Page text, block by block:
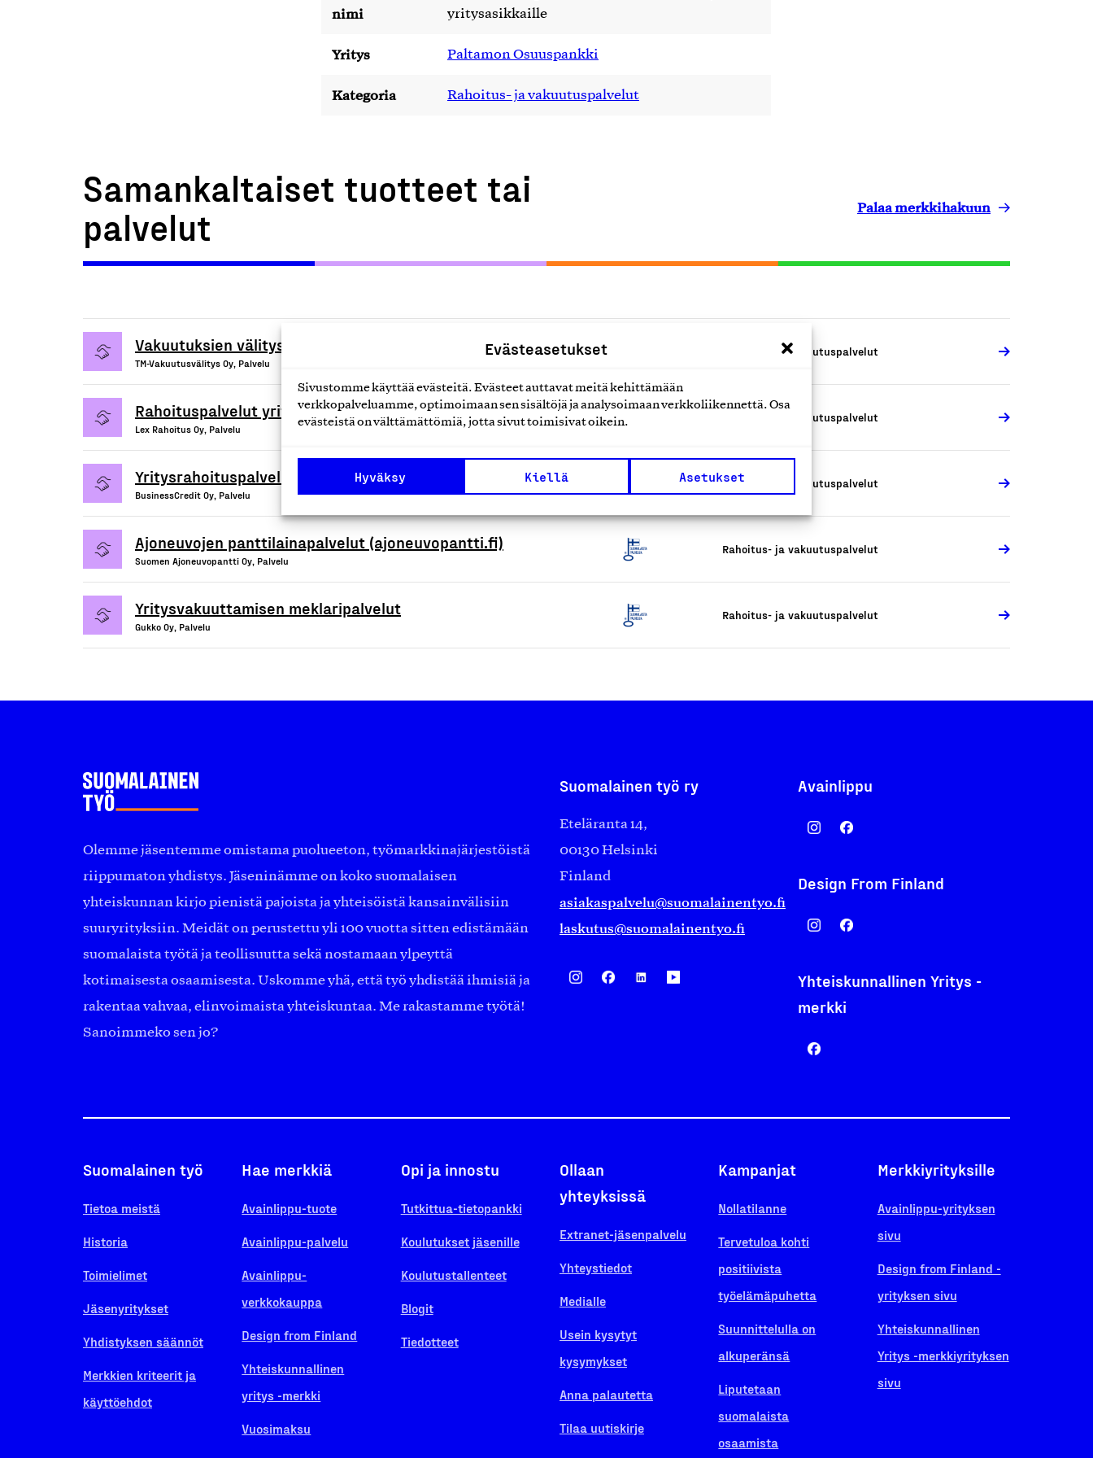
Evästeasetukset
Sivustomme käyttää evästeitä. Evästeet auttavat meitä kehittämään
verkkopalveluamme, optimoimaan sen sisältöjä ja analysoimaan verkkoliikennettä. Osa
evästeistä on välttämättömiä, jotta sivut toimisivat oikein.
Hyväksy Kiellä Asetukset
nimi
yritysasikkaille
Yritys Paltamon Osuuspankki
Kategoria Rahoitus- ja vakuutuspalvelut
Samankaltaiset tuotteet tai
palvelut
Palaa merkkihakuun
Vakuutuksien välitys- ja hoitopalvelut
TM-Vakuutusvälitys Oy, Palvelu
Rahoitus- ja vakuutuspalvelut
Rahoituspalvelut yrityksille
Lex Rahoitus Oy, Palvelu
Rahoitus- ja vakuutuspalvelut
Yritysrahoituspalvelut
BusinessCredit Oy, Palvelu
Rahoitus- ja vakuutuspalvelut
Ajoneuvojen panttilainapalvelut (ajoneuvopantti.fi)
Suomen Ajoneuvopantti Oy, Palvelu
Rahoitus- ja vakuutuspalvelut
Yritysvakuuttamisen meklaripalvelut
Gukko Oy, Palvelu
Rahoitus- ja vakuutuspalvelut
Olemme jäsentemme omistama puolueeton, työmarkkinajärjestöistä
riippumaton yhdistys. Jäseninämme on koko suomalaisen
yhteiskunnan kirjo pienistä pajoista ja yhteisöistä kansainvälisiin
suuryrityksiin. Meidät on perustettu yli 100 vuotta sitten edistämään
suomalaista työtä ja teollisuutta sekä nostamaan ylpeyttä
kotimaisesta osaamisesta. Uskomme yhä, että työ yhdistää ihmisiä ja
rakentaa vahvaa, elinvoimaista yhteiskuntaa. Me rakastamme työtä!
Sanoimmeko sen jo?
Suomalainen työ ry
Eteläranta 14,
00130 Helsinki
Finland
asiakaspalvelu@suomalainentyo.fi
laskutus@suomalainentyo.fi
Avainlippu
Design From Finland
Yhteiskunnallinen Yritys -
merkki
Suomalainen työ
Tietoa meistä
Historia
Toimielimet
Jäsenyritykset
Yhdistyksen säännöt
Merkkien kriteerit ja
käyttöehdot
Hae merkkiä
Avainlippu-tuote
Avainlippu-palvelu
Avainlippu-
verkkokauppa
Design from Finland
Yhteiskunnallinen
yritys -merkki
Vuosimaksu
Opi ja innostu
Tutkittua-tietopankki
Koulutukset jäsenille
Koulutustallenteet
Blogit
Tiedotteet
Ollaan
yhteyksissä
Extranet-jäsenpalvelu
Yhteystiedot
Medialle
Usein kysytyt
kysymykset
Anna palautetta
Tilaa uutiskirje
Kampanjat
Nollatilanne
Tervetuloa kohti
positiivista
työelämäpuhetta
Suunnittelulla on
alkuperänsä
Liputetaan
suomalaista
osaamista
Merkkiyrityksille
Avainlippu-yrityksen
sivu
Design from Finland -
yrityksen sivu
Yhteiskunnallinen
Yritys -merkkiyrityksen
sivu